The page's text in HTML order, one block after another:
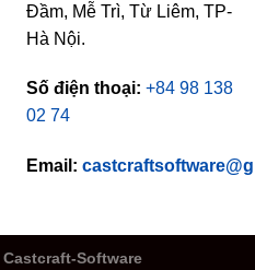
Đầm, Mễ Trì, Từ Liêm, TP-
Hà Nội.
Số điện thoại: +84 98 138
02 74
Email:
Castcraft-Software